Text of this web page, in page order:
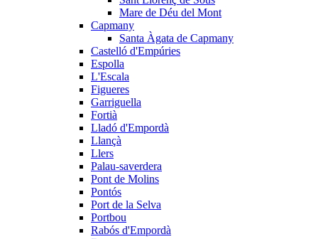
Mare de Déu del Mont
Capmany
Santa Àgata de Capmany
Castelló d'Empúries
Espolla
L'Escala
Figueres
Garriguella
Fortià
Lladó d'Empordà
Llançà
Llers
Palau-saverdera
Pont de Molins
Pontós
Port de la Selva
Portbou
Rabós d'Empordà